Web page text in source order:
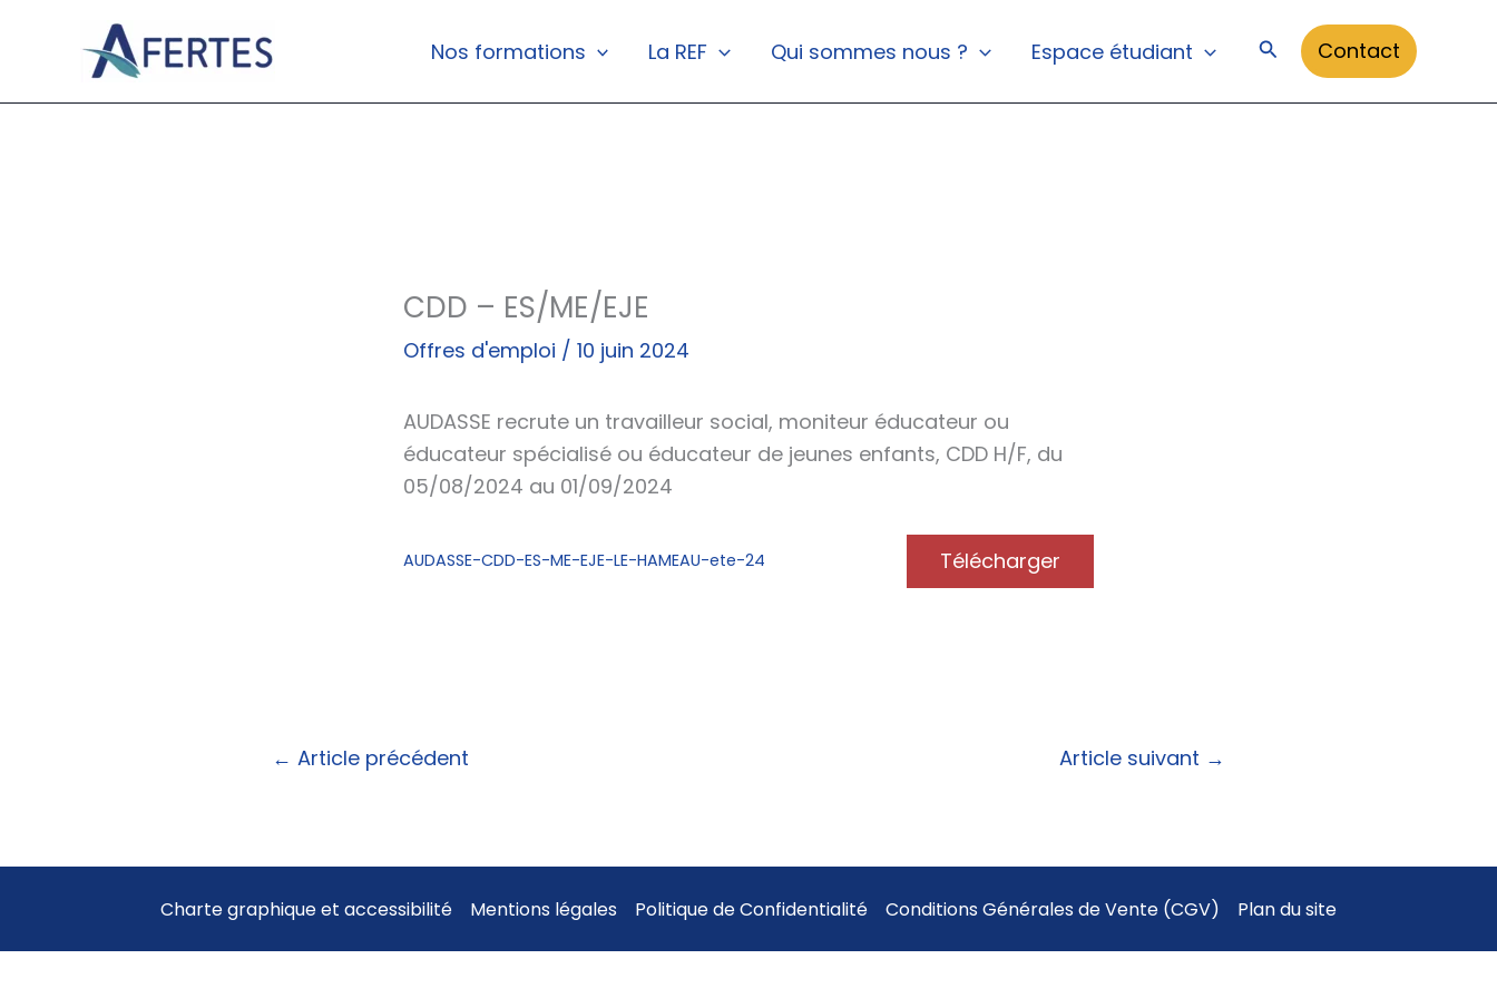
Nos formations La REF Qui sommes nous ? Espace étudiant Rechercher
Contact
CDD – ES/ME/EJE
Offres d'emploi /10 juin 2024
AUDASSE recrute un travailleur social, moniteur éducateur ou
éducateur spécialisé ou éducateur de jeunes enfants, CDD H/F, du
05/08/2024 au 01/09/2024
AUDASSE-CDD-ES-ME-EJE-LE-HAMEAU-ete-24 Télécharger
← Article précédent Article suivant →
Charte graphique et accessibilité Mentions légales Politique de Confidentialité Conditions Générales de Vente (CGV) Plan du site